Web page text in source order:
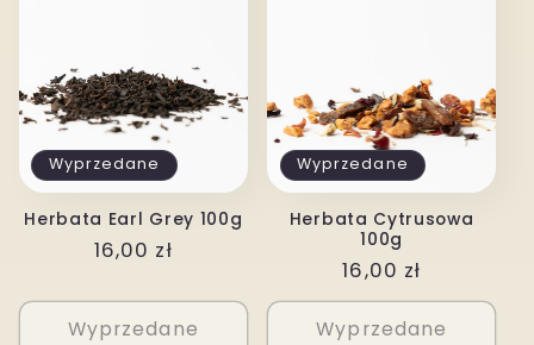
Wyprzedane
Herbata Earl Grey 100g
Cena
16,00 zł
Wyprzedane
Wyprzedane
Herbata Cytrusowa
100g
Cena
regularna
16,00 zł
Wyprzedane